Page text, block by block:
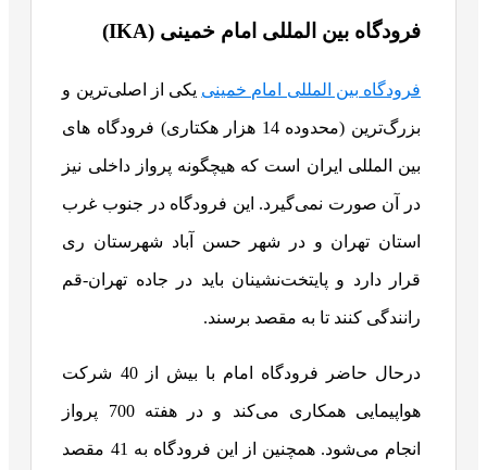
فرودگاه بین المللی امام خمینی (IKA)
فرودگاه بین المللی امام خمینی یکی از اصلی‌ترین و
بزرگ‌ترین (محدوده 14 هزار هکتاری) فرودگاه های
بین المللی ایران است که هیچگونه پرواز داخلی نیز
در آن صورت نمی‌گیرد. این فرودگاه در جنوب غرب
استان تهران و در شهر حسن آباد شهرستان ری
قرار دارد و پایتخت‌نشینان باید در جاده تهران-قم
رانندگی کنند تا به مقصد برسند.
درحال حاضر فرودگاه امام با بیش از 40 شرکت
هواپیمایی همکاری می‌کند و در هفته 700 پرواز
انجام می‌شود. همچنین از این فرودگاه به 41 مقصد